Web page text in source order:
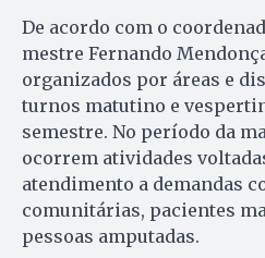
De acordo com o
mestre Fernando
organizados por áreas e
turnos matutino e
semestre. No período da
ocorrem atividades
atendimento a demandas
comunitárias, pacientes
pessoas amputadas.